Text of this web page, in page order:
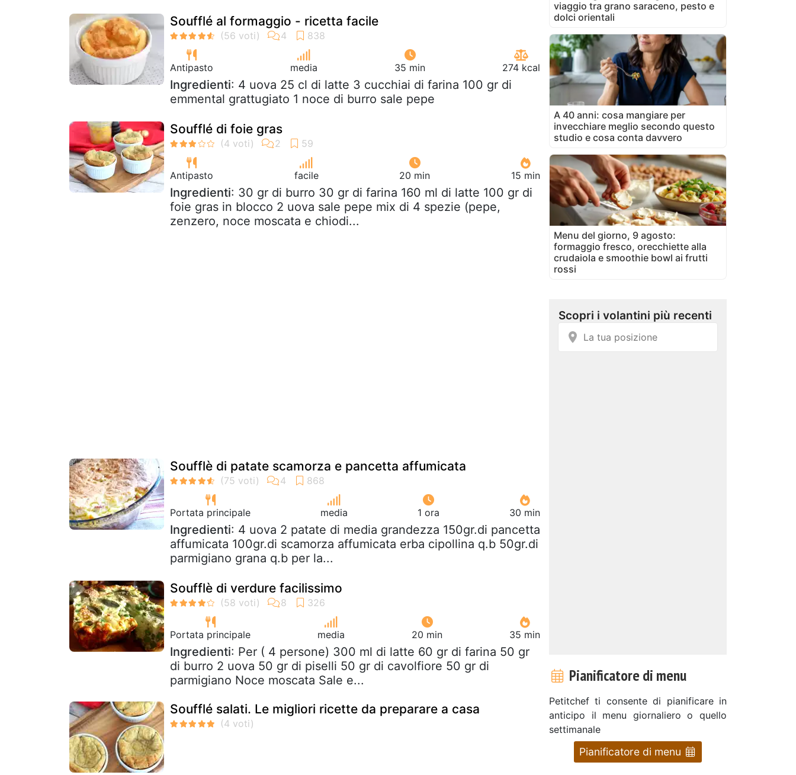
Soufflé al formaggio - ricetta facile
Antipasto media 35 min 274 kcal
Ingredienti: 4 uova 25 cl di latte 3 cucchiai di farina 100 gr di
emmental grattugiato 1 noce di burro sale pepe
Soufflé di foie gras
Antipasto facile 20 min 15 min
Ingredienti: 30 gr di burro 30 gr di farina 160 ml di latte 100 gr di
foie gras in blocco 2 uova sale pepe mix di 4 spezie (pepe,
zenzero, noce moscata e chiodi...
Soufflè di patate scamorza e pancetta affumicata
Portata principale media 1 ora 30 min
Ingredienti: 4 uova 2 patate di media grandezza 150gr.di pancetta
affumicata 100gr.di scamorza affumicata erba cipollina q.b 50gr.di
parmigiano grana q.b per la...
Soufflè di verdure facilissimo
Portata principale media 20 min 35 min
Ingredienti: Per ( 4 persone) 300 ml di latte 60 gr di farina 50 gr
di burro 2 uova 50 gr di piselli 50 gr di cavolfiore 50 gr di
parmigiano Noce moscata Sale e...
Soufflé salati. Le migliori ricette da preparare a casa
viaggio tra grano saraceno, pesto e
dolci orientali
A 40 anni: cosa mangiare per
invecchiare meglio secondo questo
studio e cosa conta davvero
Menu del giorno, 9 agosto:
formaggio fresco, orecchiette alla
crudaiola e smoothie bowl ai frutti
rossi
Pianificatore di menu
Petitchef ti consente di pianificare in
anticipo il menu giornaliero o quello
settimanale
Pianificatore di menu